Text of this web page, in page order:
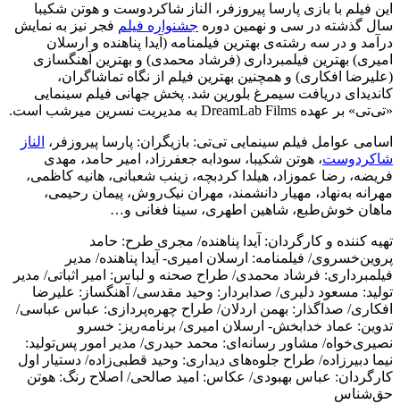
این فیلم با بازی پارسا پیروزفر، الناز شاکردوست و هوتن شکیبا
سال گذشته در سی و نهمین دوره جشنواره فیلم فجر نیز به نمایش
درآمد و در سه رشته‌ی بهترین فیلمنامه (آیدا پناهنده و ارسلان
امیری) بهترین فیلمبرداری (فرشاد محمدی) و بهترین آهنگسازی
(علیرضا افکاری) و همچنین بهترین فیلم از نگاه تماشاگران،
کاندیدای دریافت سیمرغ بلورین شد. پخش جهانی فیلم سینمایی
«تی‌تی» بر عهده DreamLab Films به مدیریت نسرین میرشب است.
اسامی عوامل فیلم سینمایی تی‌تی: بازیگران: پارسا پیروزفر، الناز
شاکردوست، هوتن شکیبا، سودابه جعفرزاد، امیر حامد، مهدی
فریضه، رضا عموزاد، هیلدا کردبچه، زینب شعبانی، هانیه کاظمی،
مهرانه به‌نهاد، مهیار دانشمند، مهران نیک‌روش، پیمان رحیمی،
ماهان خوش‌طبع، شاهین اطهری، سینا فغانی و…
تهیه کننده و کارگردان: آیدا پناهنده/ مجری طرح: حامد
پروین‌خسروی/ فیلمنامه: ارسلان امیری- آیدا پناهنده/ مدیر
فیلمبرداری: فرشاد محمدی/ طراح صحنه و لباس: امیر اثباتی/ مدیر
تولید: مسعود دلیری/ صدابردار: وحید مقدسی/ آهنگساز: علیرضا
افکاری/ صداگذار: بهمن اردلان/ طراح چهره‌پردازی: عباس عباسی/
تدوین: عماد خدابخش- ارسلان امیری/ برنامه‌ریز: خسرو
نصیری‌خواه/ مشاور رسانه‌ای: محمد حیدری/ مدیر امور پس‌تولید:
نیما دبیرزاده/ طراح جلوه‌های دیداری: وحید قطبی‌زاده/ دستیار اول
کارگردان: عباس بهبودی/ عکاس: امید صالحی/ اصلاح رنگ: هوتن
حق‌شناس